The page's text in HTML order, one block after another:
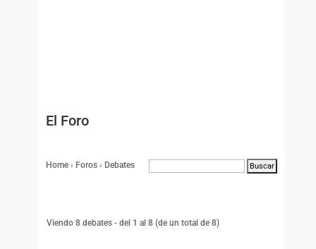
El Foro
Home › Foros › Debates
Viendo 8 debates - del 1 al 8 (de un total de 8)